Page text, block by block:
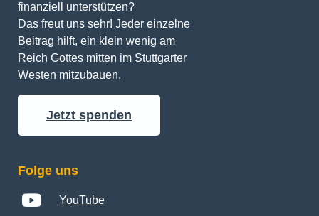
finanziell unterstützen?
Das freut uns sehr! Jeder einzelne
Beitrag hilft, ein klein wenig am
Reich Gottes mitten im Stuttgarter
Westen mitzubauen.
Jetzt spenden
Folge uns
YouTube